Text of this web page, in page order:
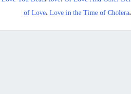
of Love، Love in the Time of Cholera،